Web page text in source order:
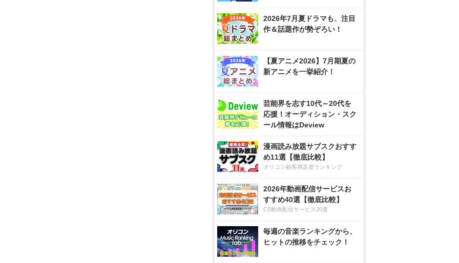
2026年7月夏ドラマも、注目
作＆話題作が勢ぞろい！
【夏アニメ2026】7月期夏の
新アニメを一挙紹介！
芸能界を志す10代～20代を
応援！オーディション・スク
ール情報はDeview
漫画読み放題サブスクおすす
め11選【徹底比較】
オリコン顧客満足度ランキング
2026年動画配信サービスお
すすめ40選【徹底比較】
CS動画配信サービス20選
毎週の音楽ランキングから、
ヒットの推移をチェック！